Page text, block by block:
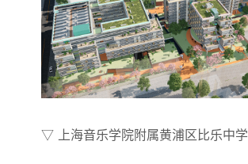
▽ 上海音乐学院附属黄浦区比乐中学